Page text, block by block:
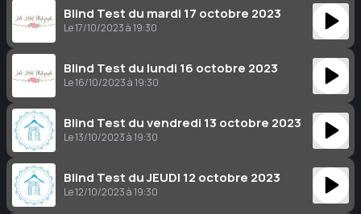
Blind Test du mardi 17 octobre 2023
Le 17/10/2023 à 19:30
Blind Test du lundi 16 octobre 2023
Le 16/10/2023 à 19:30
Blind Test du vendredi 13 octobre 2023
Le 13/10/2023 à 19:30
Blind Test du JEUDI 12 octobre 2023
Le 12/10/2023 à 19:30